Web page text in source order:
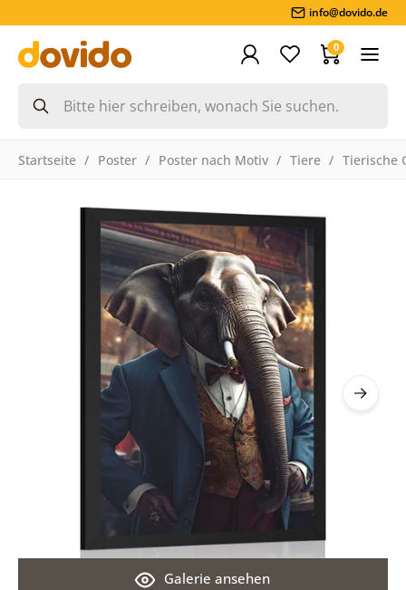
info@dovido.de
0
Startseite Poster Poster nach Motiv Tiere Tierische
Galerie ansehen